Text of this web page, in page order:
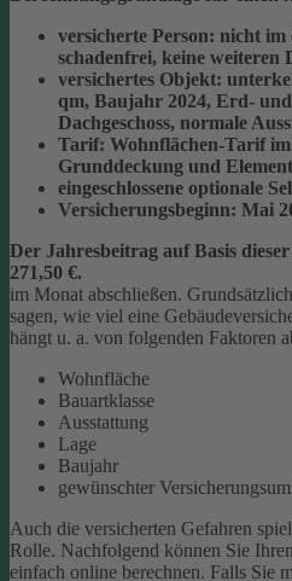
versicherte Person: nicht im
schadenfrei, keine weiteren
versichertes Objekt:
qm, Baujahr 2024, Erd- und
Dachgeschoss, normale
Tarif: Wohnflächen-Tarif
Grunddeckung und
eingeschlossene optionale
Versicherungsbeginn: Mai
Der Jahresbeitrag auf Basis
271,50 €.
im Monat abschließen.
sagen, wie viel eine
hängt u. a. von folgenden Faktoren
Wohnfläche
Bauartklasse
Ausstattung
Lage
Baujahr
gewünschter
Auch die versicherten Gefahren
Rolle. Nachfolgend können Sie
einfach online berechnen. Falls Sie